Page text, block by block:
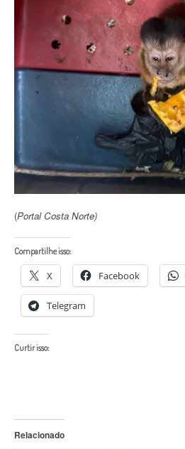
(Portal Costa Norte)
Compartilhe isso:
X Facebook
Telegram
Curtir isso:
Relacionado